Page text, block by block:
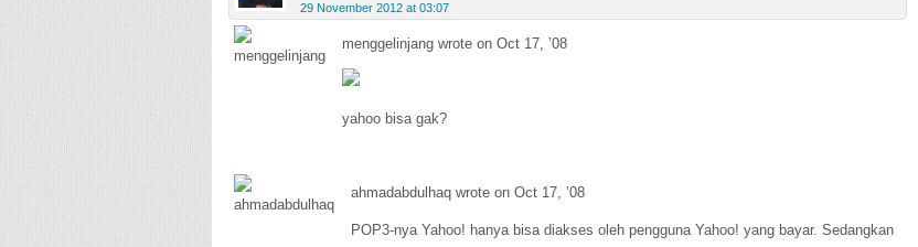
29 November 2012 at 03:07
menggelinjang wrote on Oct 17, ’08
yahoo bisa gak?
ahmadabdulhaq wrote on Oct 17, ’08
POP3-nya Yahoo! hanya bisa diakses oleh pengguna Yahoo! yang bayar. Sedangkan